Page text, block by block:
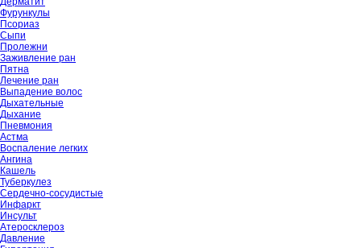
Фурункулы
Псориаз
Сыпи
Пролежни
Заживление ран
Пятна
Лечение ран
Выпадение волос
Дыхательные
Дыхание
Пневмония
Астма
Воспаление легких
Ангина
Кашель
Туберкулез
Сердечно-сосудистые
Инфаркт
Инсульт
Атеросклероз
Давление